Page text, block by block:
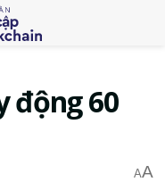
động 60
AA